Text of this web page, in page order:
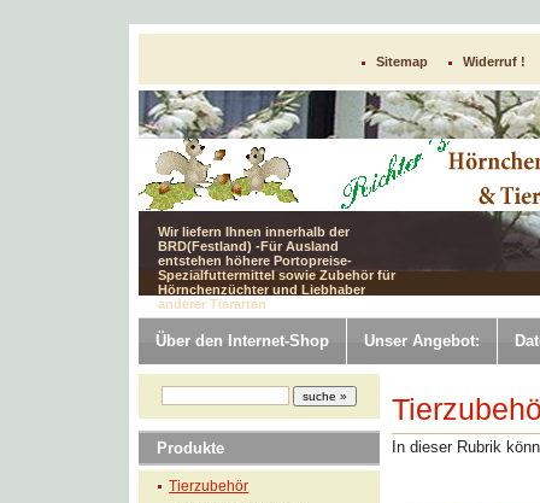
Sitemap Widerruf !
Wir liefern Ihnen innerhalb der
BRD(Festland) -Für Ausland
entstehen höhere Portopreise-
Spezialfuttermittel sowie Zubehör für
Hörnchenzüchter und Liebhaber
anderer Tierarten
Über den Internet-Shop Unser Angebot:
Produkte
Tierzubehör
In dieser Rubrik